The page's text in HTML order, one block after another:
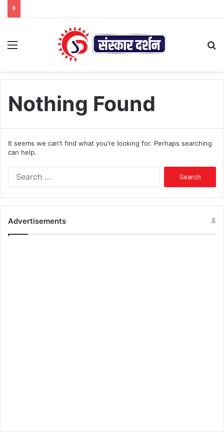
Menu
Nothing Found
It seems we can’t find what you’re looking for. Perhaps searching
can help.
Advertisements